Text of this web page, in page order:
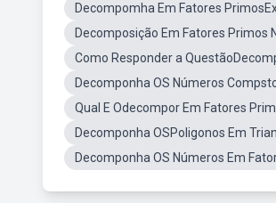
Decompomha Em Fatores
Decomposição Em Fatores Primos
Como Responder a
Decomponha OS Números
Qual E Odecompor Em Fatores
Decomponha OSPoligonos Em
Decomponha OS Números Em